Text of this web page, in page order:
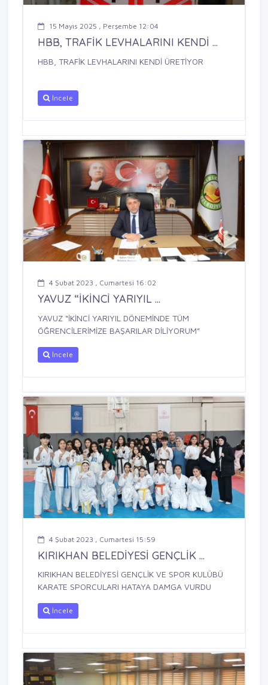
15 Mayıs 2025 , Perşembe 12:04
HBB, TRAFİK LEVHALARINI KENDİ ...
HBB, TRAFİK LEVHALARINI KENDİ ÜRETİYOR
İncele
4 Şubat 2023 , Cumartesi 16:02
YAVUZ “İKİNCİ YARIYIL ...
YAVUZ “İKİNCİ YARIYIL DÖNEMİNDE TÜM
ÖĞRENCİLERİMİZE BAŞARILAR DİLİYORUM”
İncele
4 Şubat 2023 , Cumartesi 15:59
KIRIKHAN BELEDİYESİ GENÇLİK ...
KIRIKHAN BELEDİYESİ GENÇLİK VE SPOR KULÜBÜ
KARATE SPORCULARI HATAYA DAMGA VURDU
İncele